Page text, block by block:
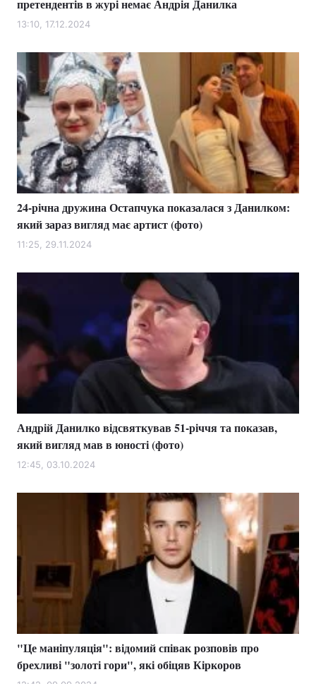
претендентів в журі немає Андрія Данилка
13:10, 17.12.2024
24-річна дружина Остапчука показалася з Данилком:
який зараз вигляд має артист (фото)
11:25, 29.11.2024
Андрій Данилко відсвяткував 51-річчя та показав,
який вигляд мав в юності (фото)
12:45, 03.10.2024
"Це маніпуляція": відомий співак розповів про
брехливі "золоті гори", які обіцяв Кіркоров